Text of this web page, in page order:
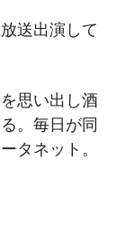
送出演して
思い出し酒
。毎日が同
タネット。